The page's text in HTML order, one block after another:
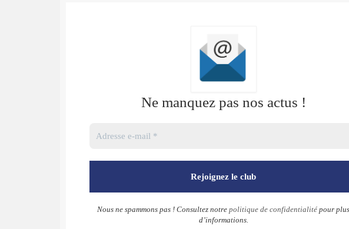
Ne manquez pas nos actus !
Nous ne spammons pas ! Consultez notre politique de confidentialité pour plus
d’informations.